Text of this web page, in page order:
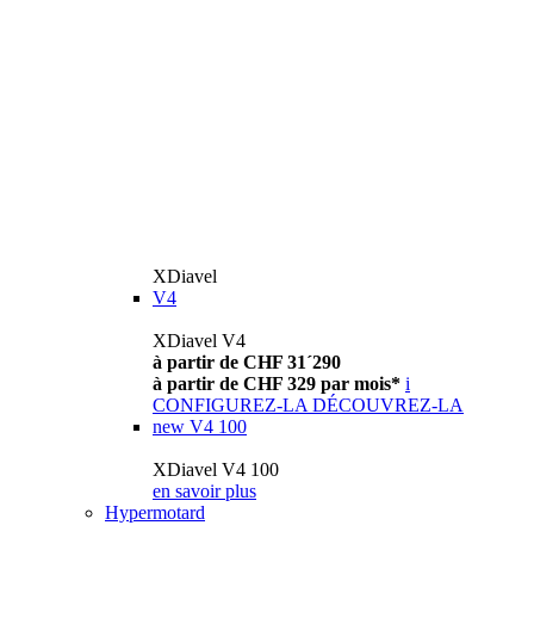
XDiavel
V4
XDiavel V4
à partir de CHF 31´290
à partir de CHF 329 par mois* i
CONFIGUREZ-LA DÉCOUVREZ-LA
new V4 100
XDiavel V4 100
en savoir plus
Hypermotard